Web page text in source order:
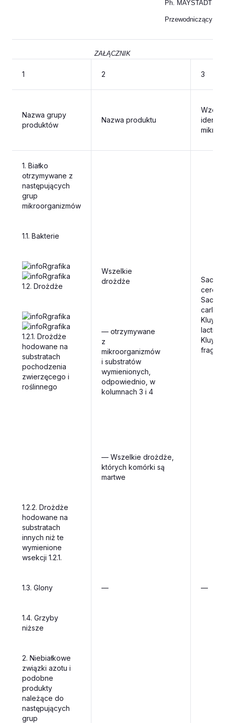
Ph. MAYSTADT
Przewodniczący
ZAŁĄCZNIK
1 2 3
Nazwa grupy
produktów
Nazwa produktu
Wzór
1. Białko
otrzymywane z
następujących
grup
mikroorganizmów
1.1. Bakterie
1.2. Drożdże
Wszelkie
drożdże
lactis,
fragilis,
1.2.1. Drożdże
hodowane na
substratach
pochodzenia
zwierzęcego i
roślinnego
— otrzymywane
z
mikroorganizmów
i substratów
wymienionych,
odpowiednio, w
kolumnach 3 i 4
— Wszelkie drożdże,
których komórki są
martwe
1.2.2. Drożdże
hodowane na
substratach
innych niż te
wymienione
wsekcji 1.2.1.
1.3. Glony — —
1.4. Grzyby
niższe
2. Niebiałkowe
związki azotu i
podobne
produkty
należące do
następujących
grup